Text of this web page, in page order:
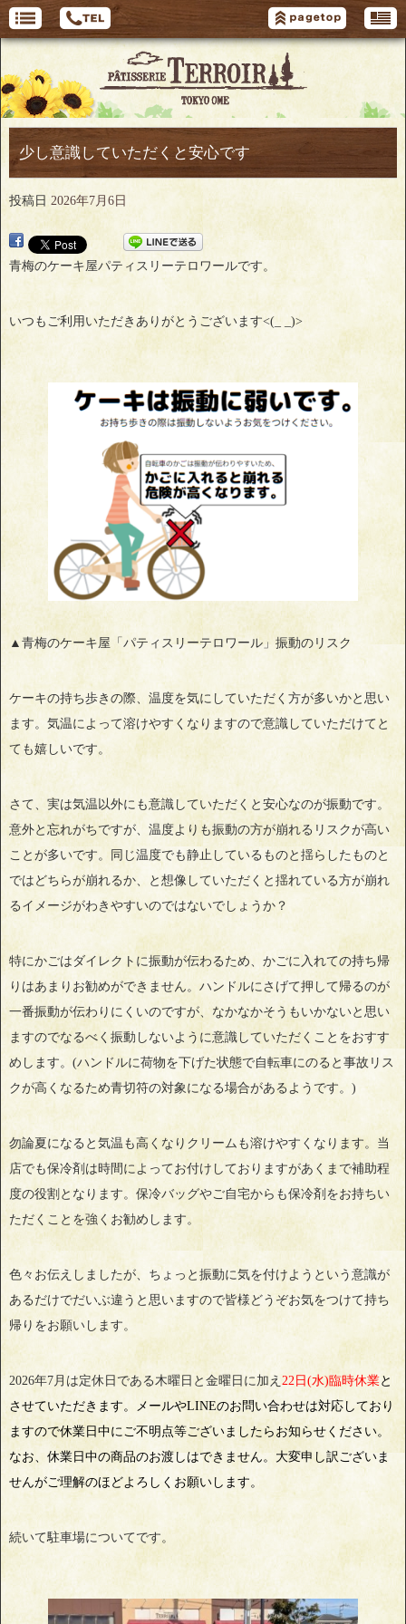
少し意識していただくと安心です
投稿日 2026年7月6日
青梅のケーキ屋パティスリーテロワールです。
いつもご利用いただきありがとうございます<(_ _)>
▲青梅のケーキ屋「パティスリーテロワール」振動のリスク
ケーキの持ち歩きの際、温度を気にしていただく方が多いかと思い
ます。気温によって溶けやすくなりますので意識していただけてと
ても嬉しいです。
さて、実は気温以外にも意識していただくと安心なのが振動です。
意外と忘れがちですが、温度よりも振動の方が崩れるリスクが高い
ことが多いです。同じ温度でも静止しているものと揺らしたものと
ではどちらが崩れるか、と想像していただくと揺れている方が崩れ
るイメージがわきやすいのではないでしょうか？
特にかごはダイレクトに振動が伝わるため、かごに入れての持ち帰
りはあまりお勧めができません。ハンドルにさげて押して帰るのが
一番振動が伝わりにくいのですが、なかなかそうもいかないと思い
ますのでなるべく振動しないように意識していただくことをおすす
めします。(ハンドルに荷物を下げた状態で自転車にのると事故リス
クが高くなるため青切符の対象になる場合があるようです。)
勿論夏になると気温も高くなりクリームも溶けやすくなります。当
店でも保冷剤は時間によってお付けしておりますがあくまで補助程
度の役割となります。保冷バッグやご自宅からも保冷剤をお持ちい
ただくことを強くお勧めします。
色々お伝えしましたが、ちょっと振動に気を付けようという意識が
あるだけでだいぶ違うと思いますので皆様どうぞお気をつけて持ち
帰りをお願いします。
2026年7月は定休日である木曜日と金曜日に加え 22日(水)臨時休業と
させていただきます。メールやLINEのお問い合わせは対応しており
ますので休業日中にご不明点等ございましたらお知らせください。
なお、休業日中の商品のお渡しはできません。大変申し訳ございま
せんがご理解のほどよろしくお願いします。
続いて駐車場についてです。